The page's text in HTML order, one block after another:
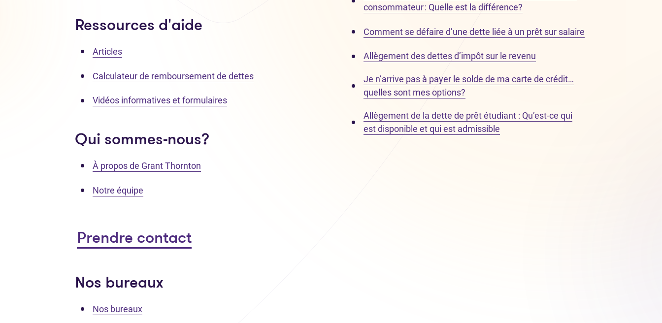
Ressources d'aide
Articles
Calculateur de remboursement de dettes
Vidéos informatives et formulaires
Qui sommes-nous?
À propos de Grant Thornton
Notre équipe
Prendre contact
Nos bureaux
Nos bureaux
consommateur : Quelle est la différence?
Comment se défaire d’une dette liée à un prêt sur salaire
Allègement des dettes d’impôt sur le revenu
Je n’arrive pas à payer le solde de ma carte de crédit…
quelles sont mes options?
Allègement de la dette de prêt étudiant : Qu’est-ce qui
est disponible et qui est admissible